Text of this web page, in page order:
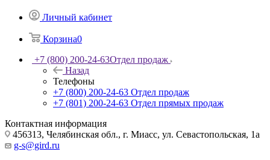
Личный кабинет
Корзина0
+7 (800) 200-24-63Отдел продаж
Назад
Телефоны
+7 (800) 200-24-63 Отдел продаж
+7 (801) 200-24-63 Отдел прямых продаж
Контактная информация
456313, Челябинская обл., г. Миасс, ул. Севастопольская, 1а
g-s@gird.ru